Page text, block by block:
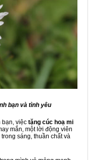
bạn và tình yêu
bạn, việc tặng cúc hoạ mi
mắn, một lời động viên
sáng, thuần chất và